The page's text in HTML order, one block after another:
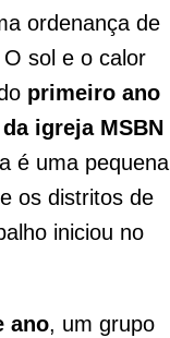
ordenança de
sol e o calor
primeiro ano
igreja MSBN
é uma pequena
os distritos de
iniciou no
ano, um grupo